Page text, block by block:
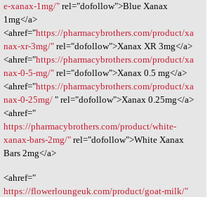
e-xanax-1mg/"rel="dofollow">Blue Xanax
1mg</a>
<ahref="https://pharmacybrothers.com/product/xa
nax-xr-3mg/"rel="dofollow">Xanax XR 3mg</a>
<ahref="https://pharmacybrothers.com/product/xa
nax-0-5-mg/"rel="dofollow">Xanax 0.5 mg</a>
<ahref="https://pharmacybrothers.com/product/xa
nax-0-25mg/" rel="dofollow">Xanax 0.25mg</a>
<ahref="
https://pharmacybrothers.com/product/white-
xanax-bars-2mg/"rel="dofollow">White Xanax
Bars 2mg</a>
<ahref="
https://flowerloungeuk.com/product/goat-milk/"